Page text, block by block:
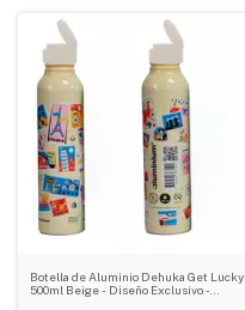
Botella de Aluminio Dehuka Get Lucky
500ml Beige - Diseño Exclusivo -